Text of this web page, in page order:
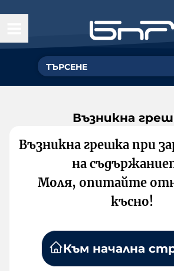
Възникна
Възникна грешка при
на
Моля, опитайте
късно!
Към начална